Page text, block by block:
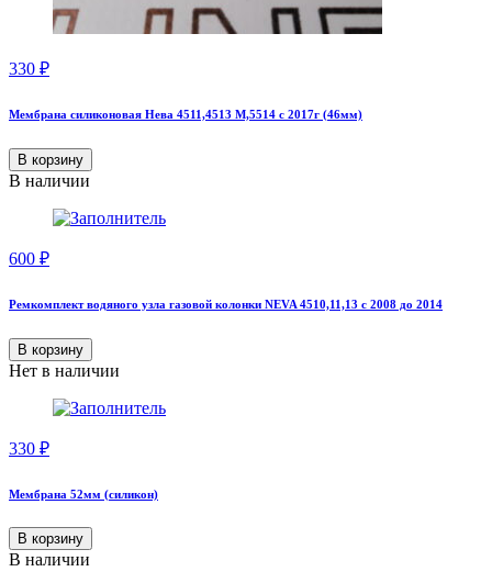
330 ₽
Мембрана силиконовая Нева 4511,4513 М,5514 с 2017г (46мм)
В корзину
В наличии
600 ₽
Ремкомплект водяного узла газовой колонки NEVA 4510,11,13 с 2008 до 2014
В корзину
Нет в наличии
330 ₽
Мембрана 52мм (силикон)
В корзину
В наличии